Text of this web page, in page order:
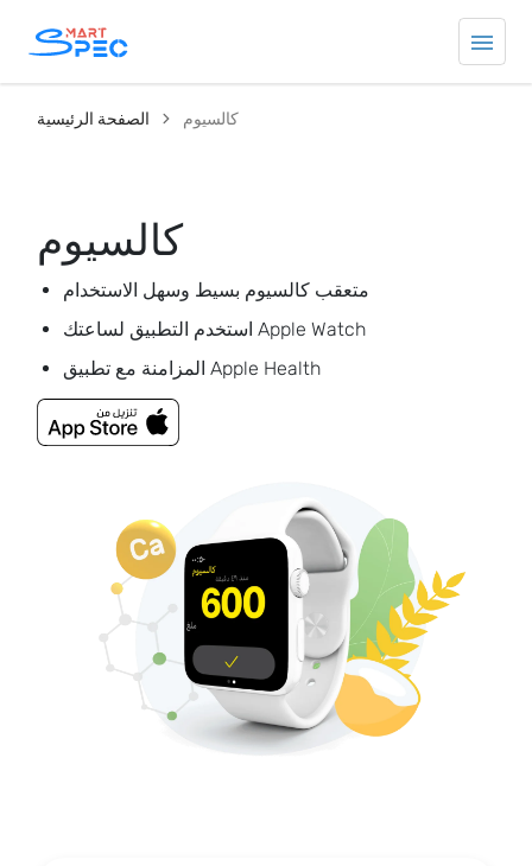
الصفحة الرئيسية كالسيوم
كالسيوم
متعقب كالسيوم بسيط وسهل الاستخدام
استخدم التطبيق لساعتك Apple Watch
المزامنة مع تطبيق Apple Health